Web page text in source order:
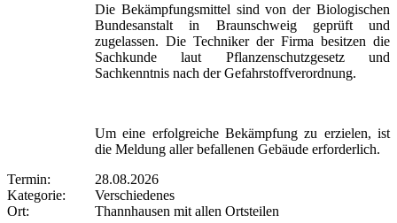
Die Bekämpfungsmittel sind von der Biologischen
Bundesanstalt in Braunschweig geprüft und
zugelassen. Die Techniker der Firma besitzen die
Sachkunde laut Pflanzenschutzgesetz und
Sachkenntnis nach der Gefahrstoffverordnung.
Um eine erfolgreiche Bekämpfung zu erzielen, ist
die Meldung aller befallenen Gebäude erforderlich.
Termin:
28.08.2026
Kategorie:
Verschiedenes
Ort:
Thannhausen mit allen Ortsteilen